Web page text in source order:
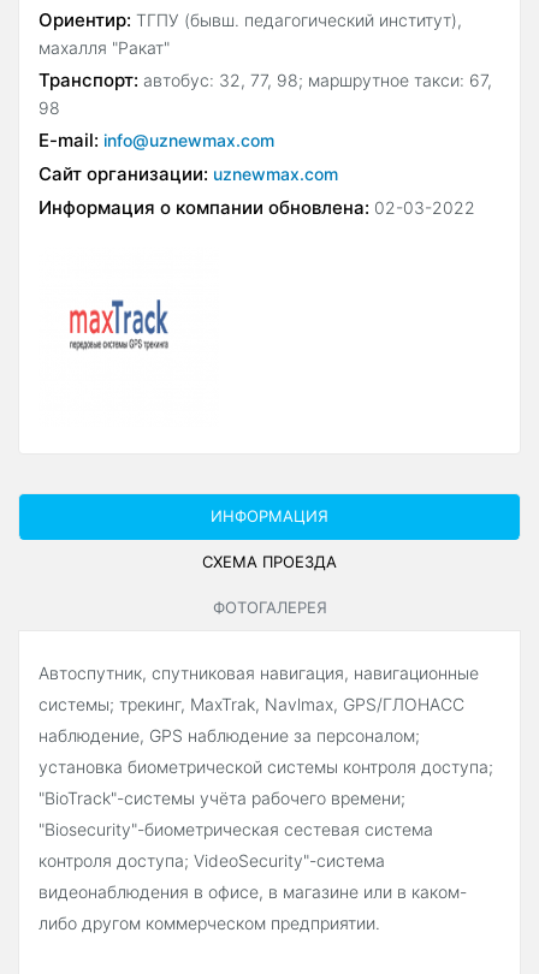
Ориентир: ТГПУ (бывш. педагогический институт),
махалля "Ракат"
Транспорт: автобус: 32, 77, 98; маршрутное такси: 67,
98
E-mail: info@uznewmax.com
Сайт организации: uznewmax.com
Информация о компании обновлена: 02-03-2022
ИНФОРМАЦИЯ
СХЕМА ПРОЕЗДА
ФОТОГАЛЕРЕЯ
Автоспутник, спутниковая навигация, навигационные
системы; трекинг, MaxTrak, Navlmax, GPS/ГЛОНАСС
наблюдение, GPS наблюдение за персоналом;
установка биометрической системы контроля доступа;
"BioTrack"-системы учёта рабочего времени;
"Biosecurity"-биометрическая сестевая система
контроля доступа; VideoSecurity"-система
видеонаблюдения в офисе, в магазине или в каком-
либо другом коммерческом предприятии.